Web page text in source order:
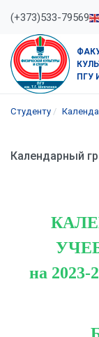
(+373)533-79569
ПГУ
Студенту
Календарный
на 2023-